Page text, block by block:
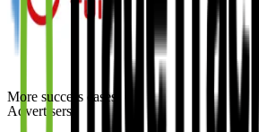
More success cases
Advertisers